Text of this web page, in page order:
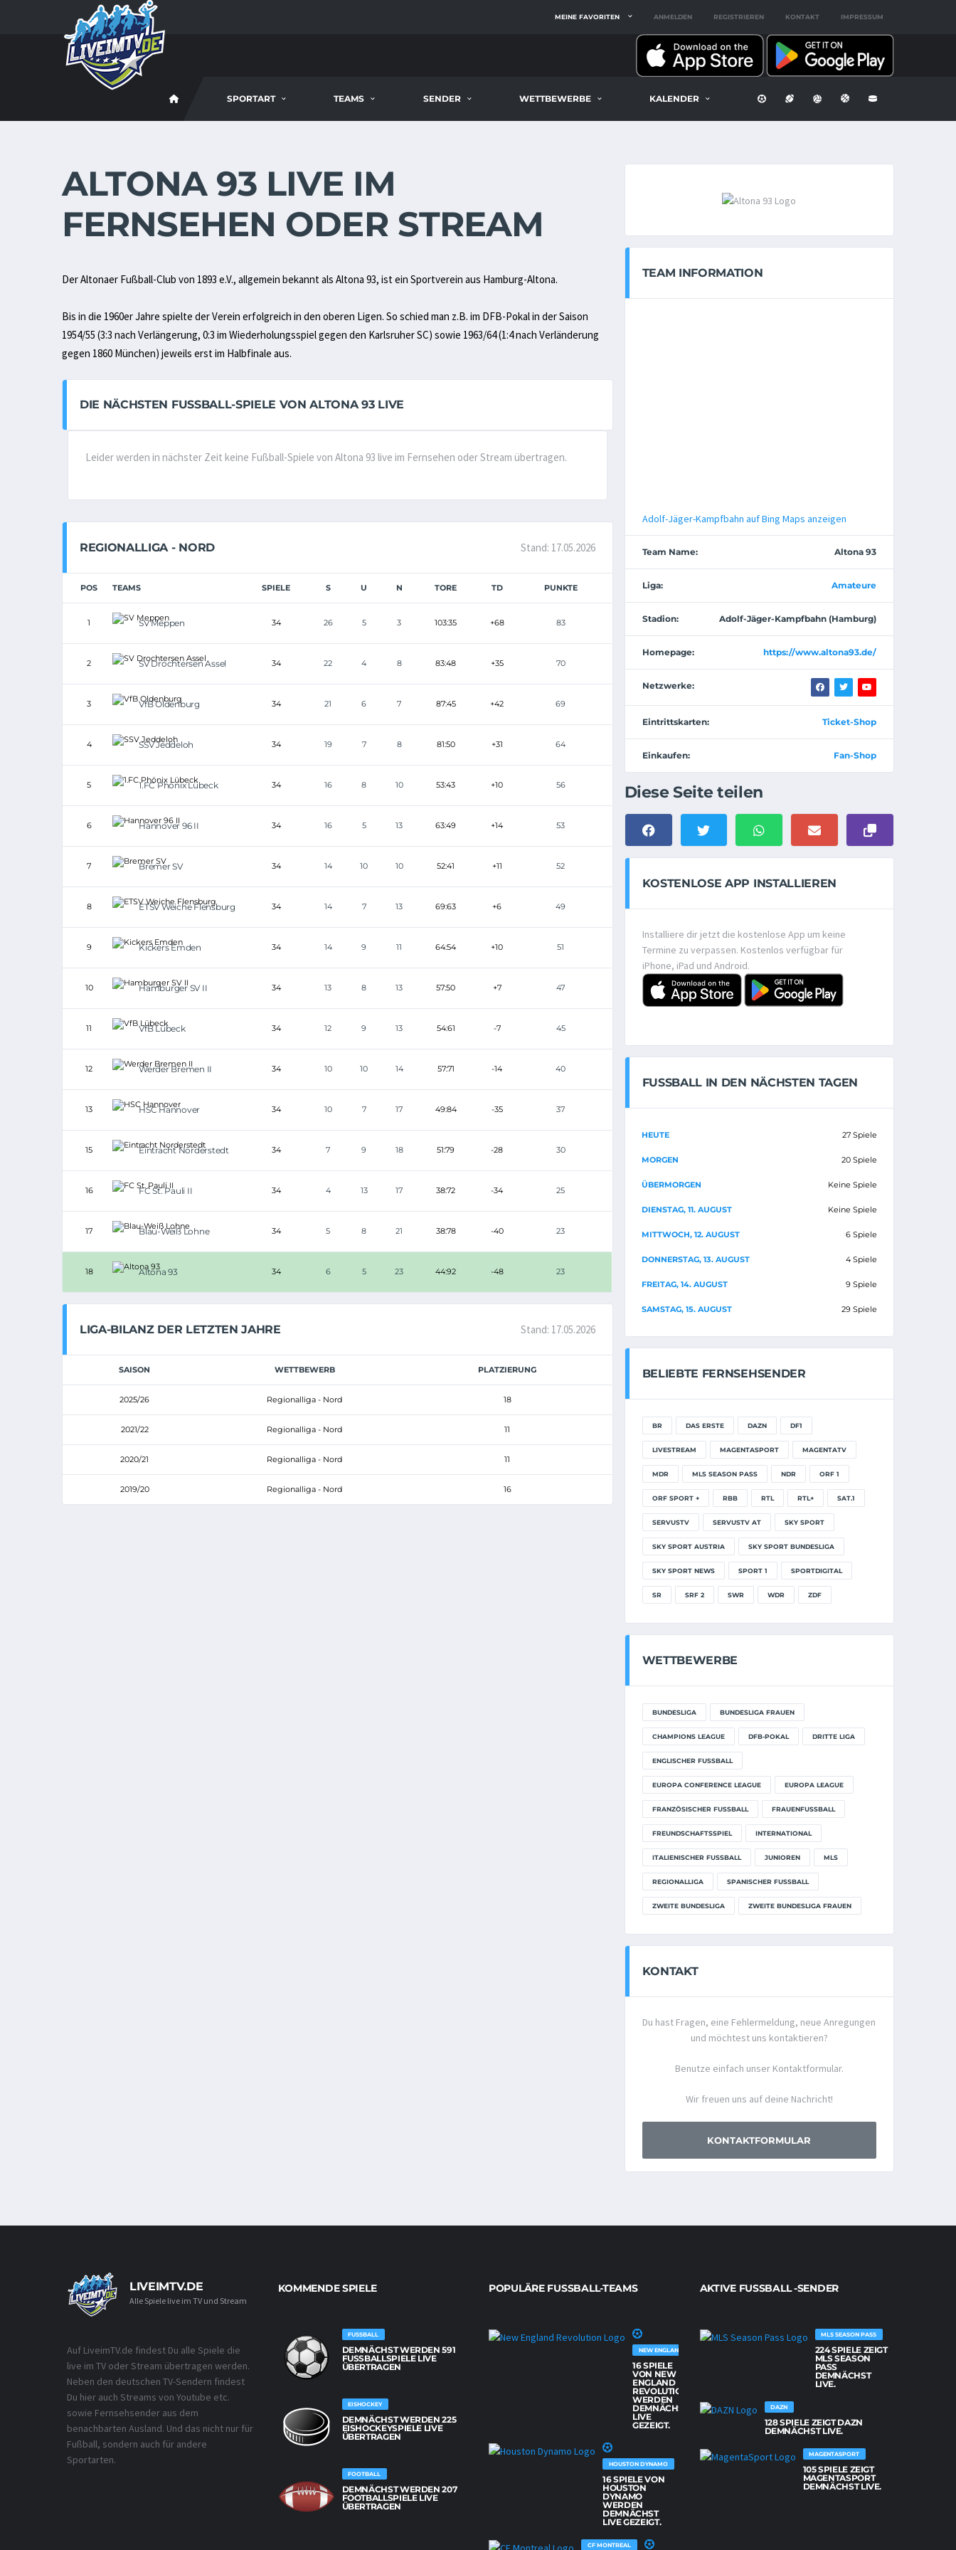
MEINE FAVORITEN ANMELDEN REGISTRIEREN KONTAKT IMPRESSUM
SPORTART TEAMS SENDER WETTBEWERBE KALENDER
ALTONA 93 LIVE IM
FERNSEHEN ODER STREAM
Der Altonaer Fußball-Club von 1893 e.V., allgemein bekannt als Altona 93, ist ein Sportverein aus Hamburg-Altona.
Bis in die 1960er Jahre spielte der Verein erfolgreich in den oberen Ligen. So schied man z.B. im DFB-Pokal in der Saison
1954/55 (3:3 nach Verlängerung, 0:3 im Wiederholungsspiel gegen den Karlsruher SC) sowie 1963/64 (1:4 nach Verländerung
gegen 1860 München) jeweils erst im Halbfinale aus.
DIE NÄCHSTEN FUSSBALL-SPIELE VON ALTONA 93 LIVE
Leider werden in nächster Zeit keine Fußball-Spiele von Altona 93 live im Fernsehen oder Stream übertragen.
REGIONALLIGA - NORD Stand: 17.05.2026
POS TEAMS SPIELE S U N TORE TD PUNKTE
1 SV Meppen 34 26 5 3 103:35 +68 83
2 SV Drochtersen Assel 34 22 4 8 83:48 +35 70
3 VfB Oldenburg 34 21 6 7 87:45 +42 69
4 SSV Jeddeloh 34 19 7 8 81:50 +31 64
5 1.FC Phönix Lübeck 34 16 8 10 53:43 +10 56
6 Hannover 96 II 34 16 5 13 63:49 +14 53
7 Bremer SV 34 14 10 10 52:41 +11 52
8 ETSV Weiche Flensburg 34 14 7 13 69:63 +6 49
9 Kickers Emden 34 14 9 11 64:54 +10 51
10 Hamburger SV II 34 13 8 13 57:50 +7 47
11 VfB Lübeck 34 12 9 13 54:61 -7 45
12 Werder Bremen II 34 10 10 14 57:71 -14 40
13 HSC Hannover 34 10 7 17 49:84 -35 37
15 Eintracht Norderstedt 34 7 9 18 51:79 -28 30
16 FC St. Pauli II 34 4 13 17 38:72 -34 25
17 Blau-Weiß Lohne 34 5 8 21 38:78 -40 23
18 Altona 93 34 6 5 23 44:92 -48 23
LIGA-BILANZ DER LETZTEN JAHRE Stand: 17.05.2026
SAISON WETTBEWERB PLATZIERUNG
2025/26 Regionalliga - Nord 18
2021/22 Regionalliga - Nord 11
2020/21 Regionalliga - Nord 11
2019/20 Regionalliga - Nord 16
TEAM INFORMATION
Adolf-Jäger-Kampfbahn auf Bing Maps anzeigen
Team Name: Altona 93
Liga: Amateure
Stadion: Adolf-Jäger-Kampfbahn (Hamburg)
Homepage: https://www.altona93.de/
Netzwerke:
Eintrittskarten: Ticket-Shop
Einkaufen: Fan-Shop
Diese Seite teilen
KOSTENLOSE APP INSTALLIEREN
Installiere dir jetzt die kostenlose App um keine
Termine zu verpassen. Kostenlos verfügbar für
iPhone, iPad und Android.
FUSSBALL IN DEN NÄCHSTEN TAGEN
HEUTE 27 Spiele
MORGEN 20 Spiele
ÜBERMORGEN Keine Spiele
DIENSTAG, 11. AUGUST Keine Spiele
MITTWOCH, 12. AUGUST 6 Spiele
DONNERSTAG, 13. AUGUST 4 Spiele
FREITAG, 14. AUGUST 9 Spiele
SAMSTAG, 15. AUGUST 29 Spiele
BELIEBTE FERNSEHSENDER
BR DAS ERSTE DAZN DF1
LIVESTREAM MAGENTASPORT MAGENTATV
MDR MLS SEASON PASS NDR ORF 1
ORF SPORT + RBB RTL RTL+ SAT.1
SERVUSTV SERVUSTV AT SKY SPORT
SKY SPORT AUSTRIA SKY SPORT BUNDESLIGA
SKY SPORT NEWS SPORT 1 SPORTDIGITAL
SR SRF 2 SWR WDR ZDF
WETTBEWERBE
BUNDESLIGA BUNDESLIGA FRAUEN
CHAMPIONS LEAGUE DFB-POKAL DRITTE LIGA
ENGLISCHER FUSSBALL
EUROPA CONFERENCE LEAGUE EUROPA LEAGUE
FRANZÖSISCHER FUSSBALL FRAUENFUSSBALL
FREUNDSCHAFTSSPIEL INTERNATIONAL
ITALIENISCHER FUSSBALL JUNIOREN MLS
REGIONALLIGA SPANISCHER FUSSBALL
ZWEITE BUNDESLIGA ZWEITE BUNDESLIGA FRAUEN
KONTAKT
Du hast Fragen, eine Fehlermeldung, neue Anregungen
und möchtest uns kontaktieren?
Benutze einfach unser Kontaktformular.
Wir freuen uns auf deine Nachricht!
KONTAKTFORMULAR
LIVEIMTV.DE
Alle Spiele live im TV und Stream
Auf LiveimTV.de findest Du alle Spiele die
live im TV oder Stream übertragen werden.
Neben den deutschen TV-Sendern findest
Du hier auch Streams von Youtube etc.
sowie Fernsehsender aus dem
benachbarten Ausland. Und das nicht nur für
Fußball, sondern auch für andere
Sportarten.
KOMMENDE SPIELE
FUSSBALL
DEMNÄCHST WERDEN 591
FUSSBALLSPIELE LIVE Ü
BERTRAGEN
EISHOCKEY
DEMNÄCHST WERDEN 225
EISHOCKEYSPIELE LIVE
ÜBERTRAGEN
FOOTBALL
DEMNÄCHST WERDEN 207
FOOTBALLSPIELE LIVE
ÜBERTRAGEN
POPULÄRE FUSSBALL-TEAMS
NEW ENGLAND REVOLUTION
16 SPIELE
VON NEW
ENGLAND
REVOLUTION
WERDEN
DEMNÄCHST
LIVE
GEZEIGT.
HOUSTON DYNAMO
16 SPIELE VON
HOUSTON
DYNAMO
WERDEN
DEMNÄCHST
LIVE GEZEIGT.
CF MONTREAL
AKTIVE FUSSBALL -SENDER
MLS SEASON PASS
224 SPIELE ZEIGT
MLS SEASON
PASS
DEMNÄCHST
LIVE.
DAZN
128 SPIELE ZEIGT DAZN
DEMNÄCHST LIVE.
MAGENTASPORT
105 SPIELE ZEIGT
MAGENTASPORT
DEMNÄCHST LIVE.